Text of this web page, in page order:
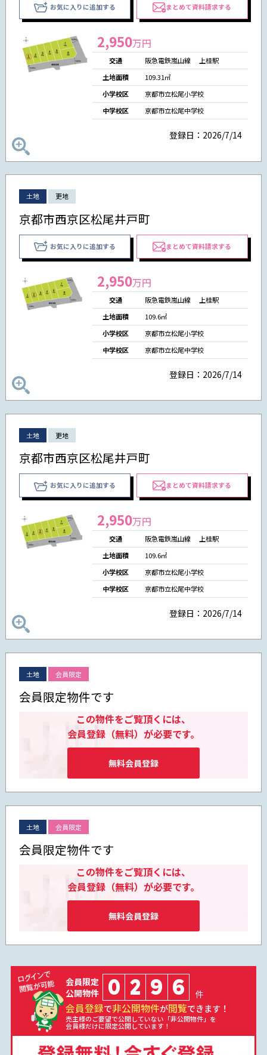
お気に入りに追加する まとめて資料請求する
2,950万円
交通
阪急電鉄嵐山線 上桂駅
土地面積
109.31㎡
小学校区
京都市立松尾小学校
中学校区
京都市立松尾中学校
登録日：2026/7/14
土地 更地
京都市西京区松尾井戸町
お気に入りに追加する まとめて資料請求する
2,950万円
交通
阪急電鉄嵐山線 上桂駅
土地面積
109.6㎡
小学校区
京都市立松尾小学校
中学校区
京都市立松尾中学校
登録日：2026/7/14
土地 更地
京都市西京区松尾井戸町
お気に入りに追加する まとめて資料請求する
2,950万円
交通
阪急電鉄嵐山線 上桂駅
土地面積
109.6㎡
小学校区
京都市立松尾小学校
中学校区
京都市立松尾中学校
登録日：2026/7/14
土地 会員限定
会員限定物件です
この物件をご覧頂くには、
会員登録（無料）が必要です。
無料会員登録
土地 会員限定
会員限定物件です
この物件をご覧頂くには、
会員登録（無料）が必要です。
無料会員登録
会員限定
公開物件
0 2 9 6 件
会員登録で非公開物件が閲覧できます！
売主様のご要望で公開していない「非公開物件」を
会員様だけに限定公開しています！